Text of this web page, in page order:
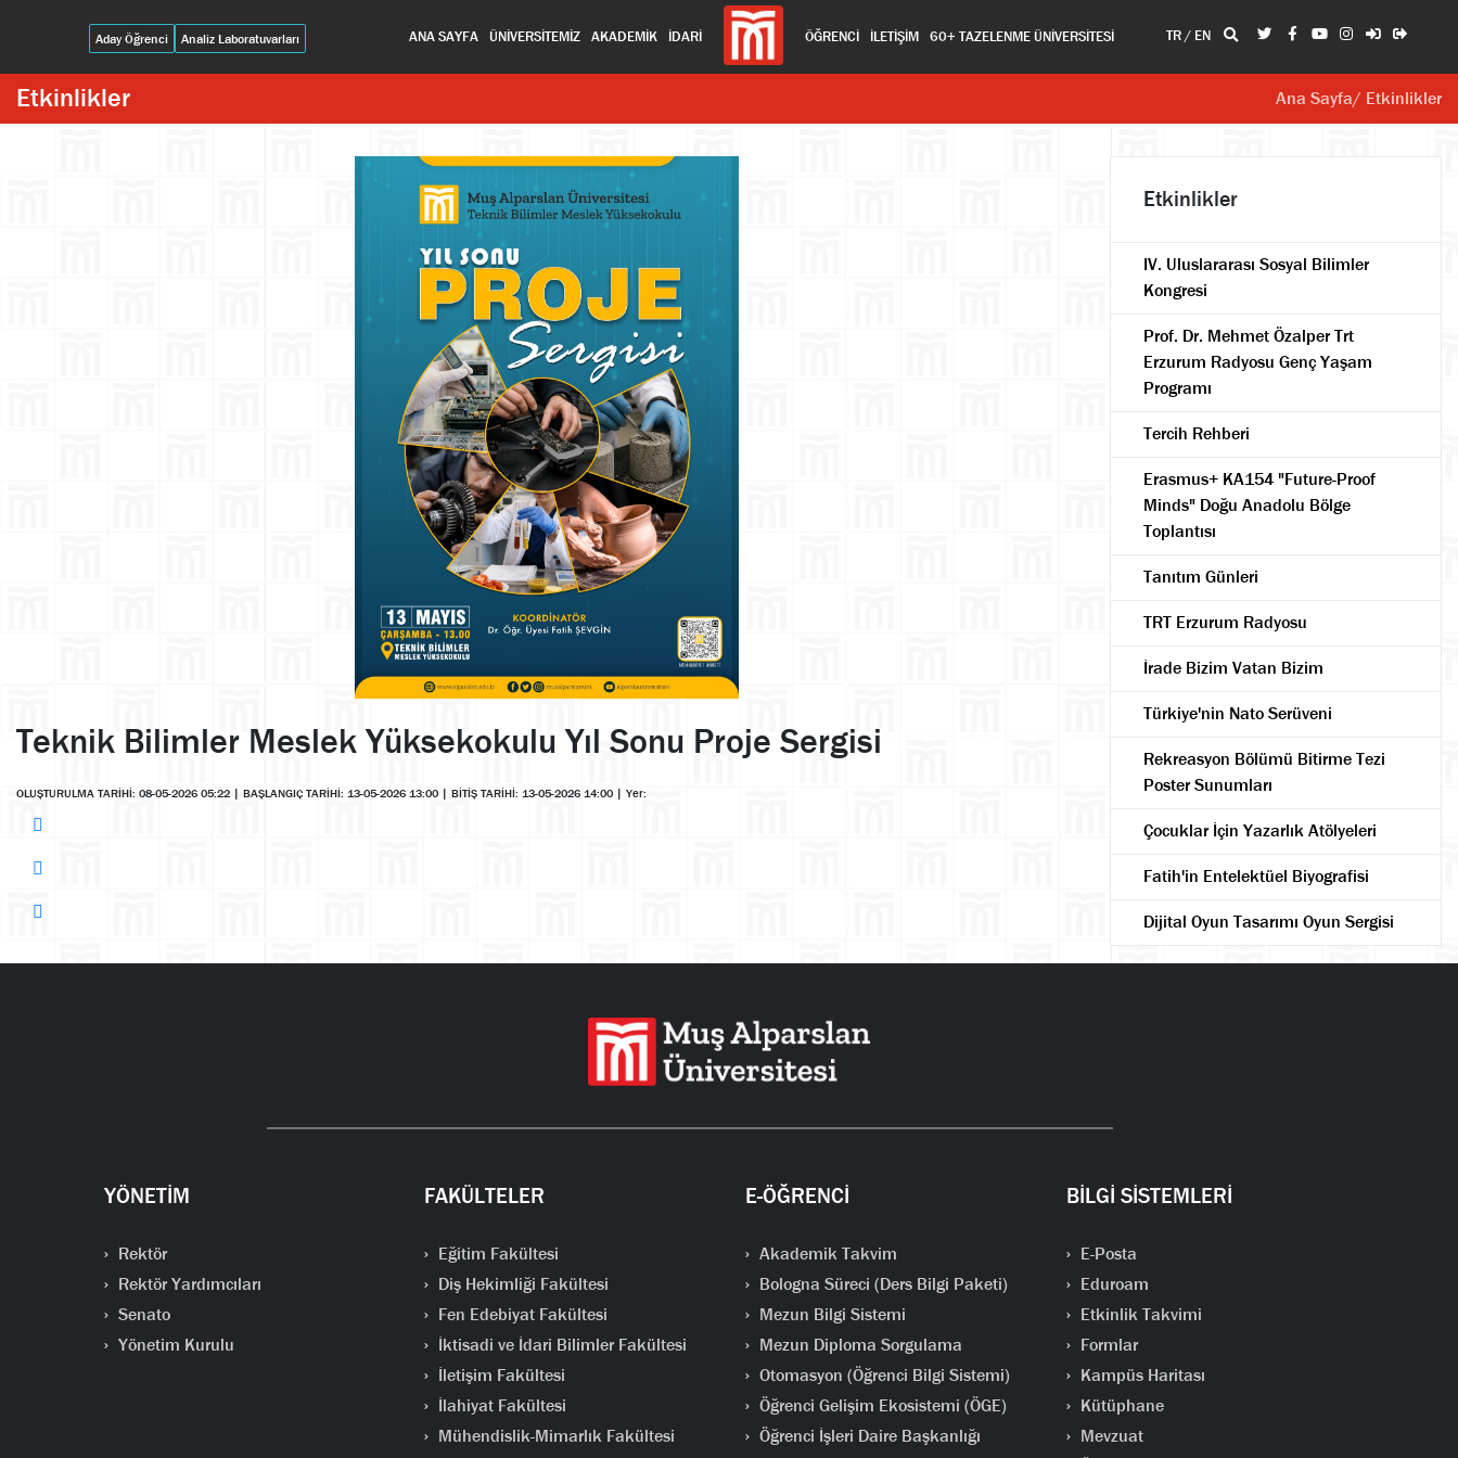
Aday Öğrenci Analiz Laboratuvarları ANA SAYFA ÜNİVERSİTEMİZ AKADEMİK İDARİ ÖĞRENCİ İLETİŞİM 60+ TAZELENME ÜNİVERSİTESİ TR/ EN
Etkinlikler Ana Sayfa/ Etkinlikler
Teknik Bilimler Meslek Yüksekokulu Yıl Sonu Proje Sergisi
OLUŞTURULMA TARİHİ: 08-05-2026 05:22 | BAŞLANGIÇ TARİHİ: 13-05-2026 13:00 | BİTİŞ TARİHİ: 13-05-2026 14:00 | Yer:
Etkinlikler
IV. Uluslararası Sosyal Bilimler
Kongresi
Prof. Dr. Mehmet Özalper Trt
Erzurum Radyosu Genç Yaşam
Programı
Tercih Rehberi
Erasmus+ KA154 "Future-Proof
Minds" Doğu Anadolu Bölge
Toplantısı
Tanıtım Günleri
TRT Erzurum Radyosu
İrade Bizim Vatan Bizim
Türkiye'nin Nato Serüveni
Rekreasyon Bölümü Bitirme Tezi
Poster Sunumları
Çocuklar İçin Yazarlık Atölyeleri
Fatih'in Entelektüel Biyografisi
Dijital Oyun Tasarımı Oyun Sergisi
YÖNETİM
Rektör
Rektör Yardımcıları
Senato
Yönetim Kurulu
FAKÜLTELER
Eğitim Fakültesi
Diş Hekimliği Fakültesi
Fen Edebiyat Fakültesi
İktisadi ve İdari Bilimler Fakültesi
İletişim Fakültesi
İlahiyat Fakültesi
Mühendislik-Mimarlık Fakültesi
E-ÖĞRENCİ
Akademik Takvim
Bologna Süreci (Ders Bilgi Paketi)
Mezun Bilgi Sistemi
Mezun Diploma Sorgulama
Otomasyon (Öğrenci Bilgi Sistemi)
Öğrenci Gelişim Ekosistemi (ÖGE)
Öğrenci İşleri Daire Başkanlığı
BİLGİ SİSTEMLERİ
E-Posta
Eduroam
Etkinlik Takvimi
Formlar
Kampüs Haritası
Kütüphane
Mevzuat